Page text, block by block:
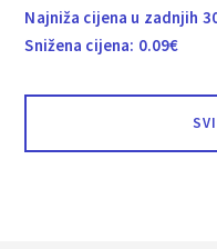
Najniža cijena u zadnjih
Snižena cijena: 0.09€